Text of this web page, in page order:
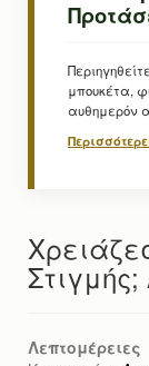
μπουκέτα,
αυθημερόν
Λεπτομέρειες